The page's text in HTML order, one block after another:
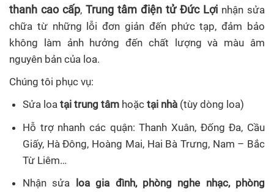
thanh cao cấp, Trung tâm điện tử Đức Lợi nhận sửa
chữa từ những lỗi đơn giản đến phức tạp, đảm bảo
không làm ảnh hưởng đến chất lượng và màu âm
nguyên bản của loa.
Chúng tôi phục vụ:
Sửa loatại trung tâm hoặctại nhà (tùy dòng loa)
Hỗ trợ nhanh các quận: Thanh Xuân, Đống Đa, Cầu
Giấy, Hà Đông, Hoàng Mai, Hai Bà Trưng, Nam – Bắc
Từ Liêm…
Nhận sửa loa gia đình, phòng nghe nhạc, phòng